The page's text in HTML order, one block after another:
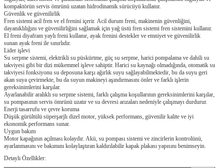
kompaktörün servis ömrünü uzatan hidrodinamik sürücüyü kullanır.
Güvenlik ve güvenilirlik
Fren sistemi acil fren ve el frenini içerir. Acil durum freni, makinenin güvenliğini,
dayanıklılığını ve güvenilirliğini sağlamak için yağ üstü fren sistemi fren sistemini kullanır.
El freni diyafram yaylı freni kullanır, ayak frenini destekler ve emniyet ve güvenilirlik
sunan ayak freni ile sınırlıdır.
Lider işlevi
Su serpme sistemi, elektrikli su püskürtme, güç su serpme, harici pompalama ve dahili su
takviyesi gibi bir dizi mükemmel işleve sahiptir. Harici su kaynağı olmadığında, otomatik su
takviyesi fonksiyonu su deposuna karşı ağırlık suyu sağlayabilmektedir, bu da suyu geri
akan suya çevirmekte, bu da suyun makineyi aşındırmasını önler ve farklı işlerin
gereksinimlerini karşılar.
Ayarlanabilir aralıklı su serpme sistemi, farklı çalışma koşullarının gereksinimlerini karşılar,
su pompasının servis ömrünü uzatır ve su devresi arızaları nedeniyle çalışmayı durdurur.
Enerji tasarrufu ve çevre koruma
Düşük gürültülü süperşarjlı dizel motor, yüksek performans, güvenilir kalite ve iyi
ekonomik performans sunar.
Uygun bakım
Motor kapağının açılması kolaydır. Akü, su pompası sistemi ve zincirlerin kontrolünü,
ayarlanmasını ve bakımını kolaylaştıran kaldırılabilir kapak plakası yapısını benimseyin.
Detaylı Özellikler: